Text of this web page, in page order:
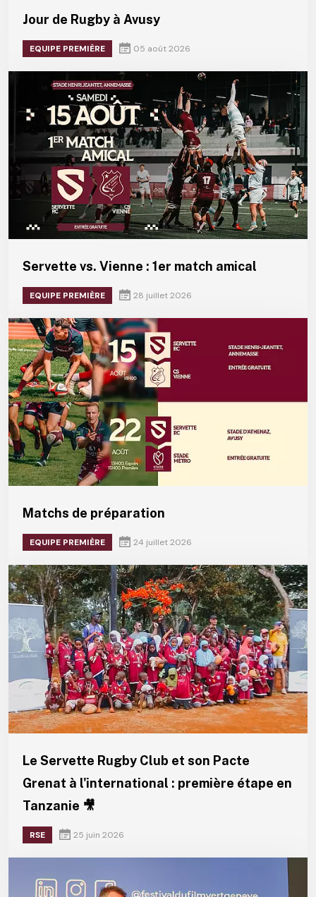
Jour de Rugby à Avusy
EQUIPE PREMIÈRE 05 août 2026
Servette vs. Vienne : 1er match amical
EQUIPE PREMIÈRE 28 juillet 2026
Matchs de préparation
EQUIPE PREMIÈRE 24 juillet 2026
Le Servette Rugby Club et son Pacte
Grenat à l'international : première étape en
Tanzanie 🎥
RSE 25 juin 2026